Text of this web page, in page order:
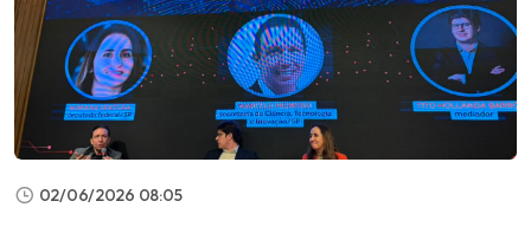
02/06/2026 08:05